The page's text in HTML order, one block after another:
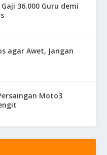
36.000 Guru demi
agar Awet, Jangan
Moto3